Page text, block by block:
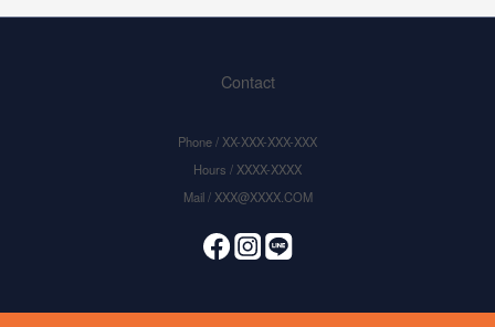
Contact
Phone / XX-XXX-XXX-XXX
Hours / XXXX-XXXX
Mail / XXX@XXXX.COM